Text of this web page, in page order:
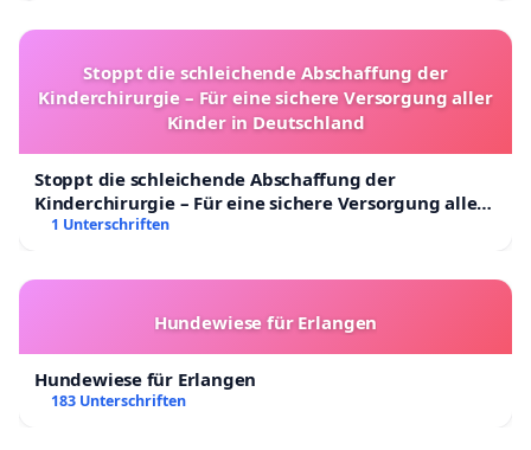
Stoppt die schleichende Abschaffung der
Kinderchirurgie – Für eine sichere Versorgung aller
Kinder in Deutschland
Stoppt die schleichende Abschaffung der
Kinderchirurgie – Für eine sichere Versorgung aller
Kinder in Deutschland
1 Unterschriften
Hundewiese für Erlangen
Hundewiese für Erlangen
183 Unterschriften